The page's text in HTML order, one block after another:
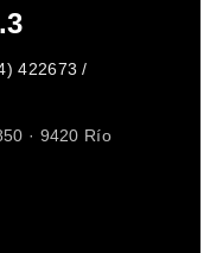
422673 /
· 9420 Río